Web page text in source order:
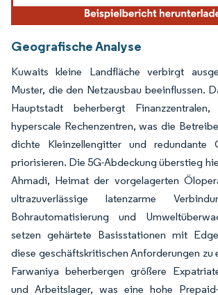
Geografische Analyse
Kuwaits kleine Landfläche verbirgt
Muster, die den Netzausbau beeinflussen.
Hauptstadt beherbergt
hyperscale Rechenzentren, was die
dichte Kleinzellengitter und redundante
priorisieren. Die 5G-Abdeckung überstieg
Ahmadi, Heimat der vorgelagerten
ultrazuverlässige latenzarme
Bohrautomatisierung und
setzen gehärtete Basisstationen mit
diese geschäftskritischen Anforderungen zu
Farwaniya beherbergen größere
und Arbeitslager, was eine hohe